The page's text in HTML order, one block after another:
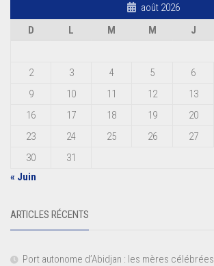
août 2026
D
L M M J
2
3 4 5 6
9
10 11 12 13
16
17 18 19 20
23
24 25 26 27
30
31
« Juin
ARTICLES RÉCENTS
Port autonome d’Abidjan : les mères célébrées